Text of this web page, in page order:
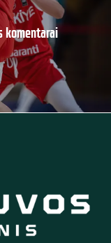
komentarai